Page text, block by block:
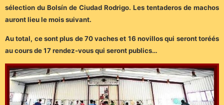
sélection du Bolsín de Ciudad Rodrigo. Les tentaderos de machos
auront lieu le mois suivant.
Au total, ce sont plus de 70 vaches et 16 novillos qui seront toréés
au cours de 17 rendez-vous qui seront publics…